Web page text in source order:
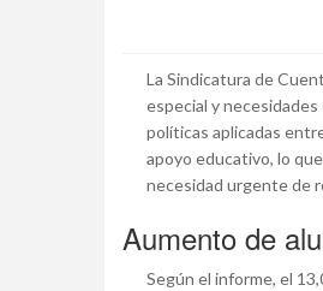
La Sindicatura de
especial y
políticas aplicadas
apoyo educativo, lo
necesidad urgente de
Aumento de
Según el informe, el